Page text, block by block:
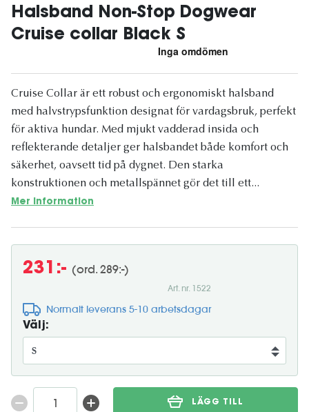
Halsband Non-Stop Dogwear
Cruise collar Black S
Cruise Collar är ett robust och ergonomiskt halsband
med halvstrypsfunktion designat för vardagsbruk, perfekt
för aktiva hundar. Med mjukt vadderad insida och
reflekterande detaljer ger halsbandet både komfort och
säkerhet, oavsett tid på dygnet. Den starka
konstruktionen och metallspännet gör det till ett...
Mer information
231:- (ord. 289:-)
Art. nr. 1522
Normalt leverans 5-10 arbetsdagar
Välj:
LÄGG TILL